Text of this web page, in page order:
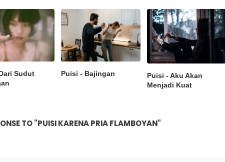
Sudut
Puisi - Bajingan
Puisi - Aku Akan
Menjadi Kuat
TO "PUISI KARENA PRIA FLAMBOYAN"